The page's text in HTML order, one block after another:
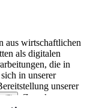
aus wirtschaftlichen
als digitalen
die in
in unserer
unserer
(5)
. Zwecke: